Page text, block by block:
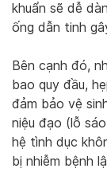
khuẩn sẽ dễ
ống dẫn tinh
Bên cạnh đó,
bao quy đầu,
đảm bảo vệ
niệu đạo (lỗ
hệ tình dục
bị nhiễm bệnh